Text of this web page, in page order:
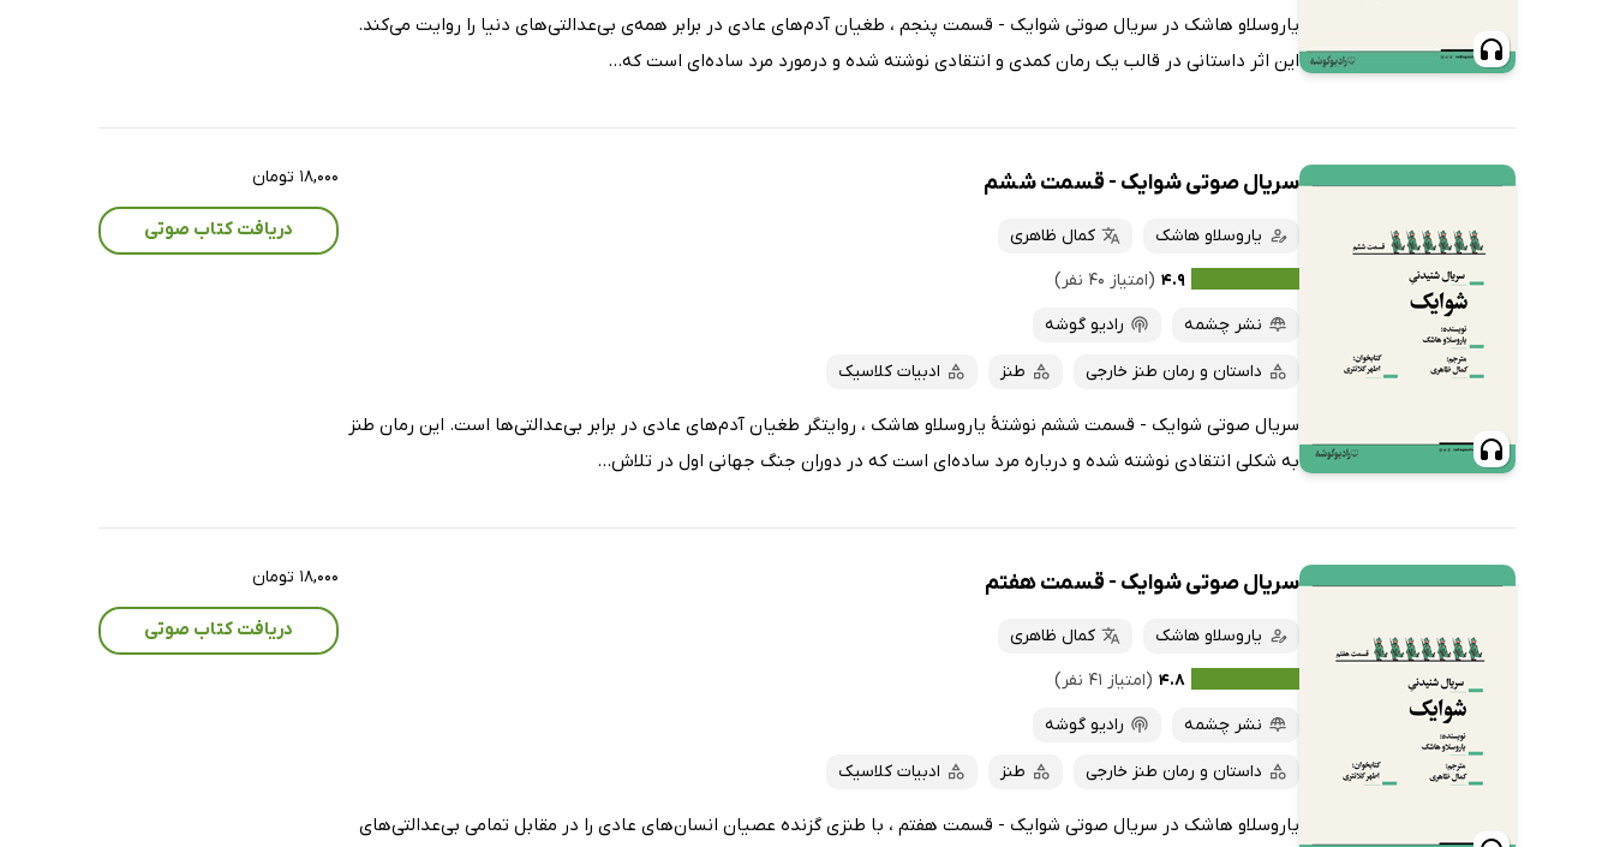
یاروسلاو هاشک در سریال صوتی شوایک - قسمت پنجم ، طغیان آدم‌های عادی در برابر همه‌ی بی‌عدالتی‌های دنیا را روایت می‌کند.
این اثر داستانی در قالب یک رمان کمدی و انتقادی نوشته شده و درمورد مرد ساده‌ای است که...
سریال صوتی شوایک - قسمت ششم
یاروسلاو هاشک
کمال ظاهری
۴.۹ (امتیاز ۴۰ نفر)
نشر چشمه
رادیو گوشه
داستان و رمان طنز خارجی طنز ادبیات کلاسیک
سریال صوتی شوایک - قسمت ششم نوشتهٔ یاروسلاو هاشک ، روایتگر طغیان آدم‌های عادی در برابر بی‌عدالتی‌ها است. این رمان طنز
به شکلی انتقادی نوشته شده و درباره مرد ساده‌ای است که در دوران جنگ جهانی اول در تلاش...
۱۸,۰۰۰ تومان
دریافت کتاب صوتی
سریال صوتی شوایک - قسمت هفتم
یاروسلاو هاشک
کمال ظاهری
۴.۸ (امتیاز ۴۱ نفر)
نشر چشمه
رادیو گوشه
داستان و رمان طنز خارجی طنز ادبیات کلاسیک
یاروسلاو هاشک در سریال صوتی شوایک - قسمت هفتم ، با طنزی گزنده عصیان انسان‌های عادی را در مقابل تمامی بی‌عدالتی‌های
۱۸,۰۰۰ تومان
دریافت کتاب صوتی